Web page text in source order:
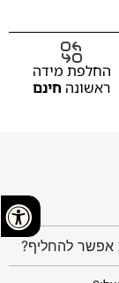
החלפת מידה
ראשונה חינם
אפשר להחליף?